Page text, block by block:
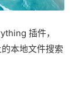
插件，
本地文件搜索